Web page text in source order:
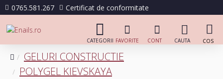
0765.581.267 Certificat de conformitate
GELURI CONSTRUCTIE
POLYGEL KIEVSKAYA